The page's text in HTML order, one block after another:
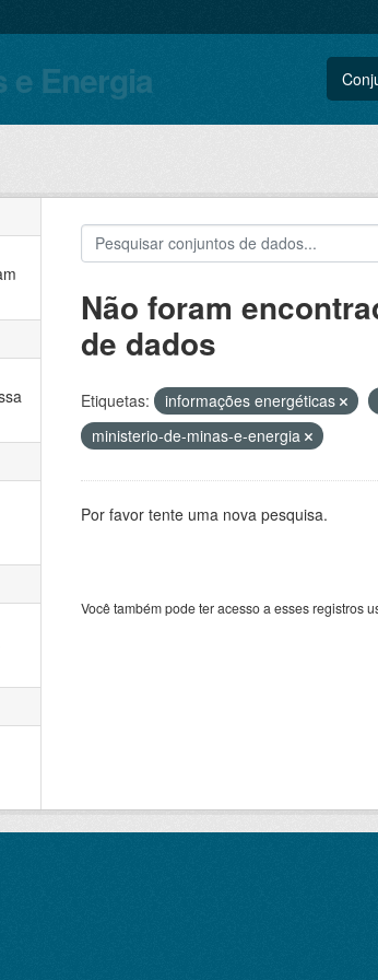
e Energia
Não foram
de dados
Etiquetas: informações energéticas
ministerio-de-minas-e-energia
Por favor tente uma nova pesquisa.
Você também pode ter acesso a esses registros